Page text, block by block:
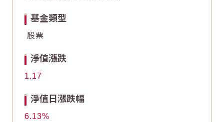
基金類型
股票
淨值漲跌
1.17
淨值日漲跌幅
6.13